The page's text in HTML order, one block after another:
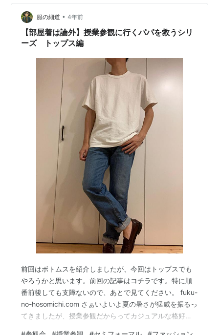
服の細道 • 4年前
【部屋着は論外】授業参観に行くパパを救うシリ
ーズ トップス編
前回はボトムスを紹介しましたが、今回はトップスでも
やろうかと思います。前回の記事はコチラです。特に順
番前後しても支障ないので、あとで見てください。 fuku-
no-hosomichi.com さぁいよいよ夏の暑さが猛威を振るっ
てきましたが、授業参観だからってカジュアルな格好で